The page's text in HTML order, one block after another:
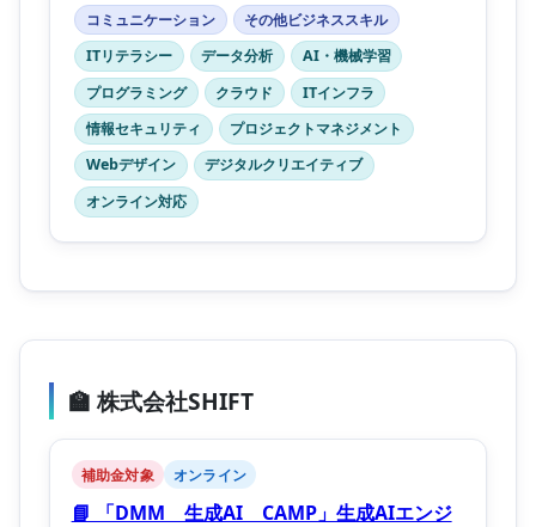
コミュニケーション
その他ビジネススキル
ITリテラシー
データ分析
AI・機械学習
プログラミング
クラウド
ITインフラ
情報セキュリティ
プロジェクトマネジメント
Webデザイン
デジタルクリエイティブ
オンライン対応
🏫 株式会社SHIFT
補助金対象 オンライン
📘 「DMM 生成AI CAMP」生成AIエンジ